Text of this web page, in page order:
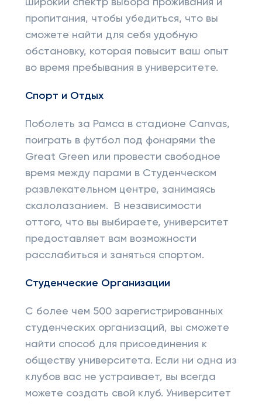
широкий спектр выбора проживания и
пропитания, чтобы убедиться, что вы
сможете найти для себя удобную
обстановку, которая повысит ваш опыт
во время пребывания в университете.
Спорт и Отдых
Поболеть за Рамса в стадионе Canvas,
поиграть в футбол под фонарями the
Great Green или провести свободное
время между парами в Студенческом
развлекательном центре, занимаясь
скалолазанием. В независимости
оттого, что вы выбираете, университет
предоставляет вам возможности
расслабиться и заняться спортом.
Студенческие Организации
С более чем 500 зарегистрированных
студенческих организаций, вы сможете
найти способ для присоединения к
обществу университета. Если ни одна из
клубов вас не устраивает, вы всегда
можете создать свой клуб. Университет